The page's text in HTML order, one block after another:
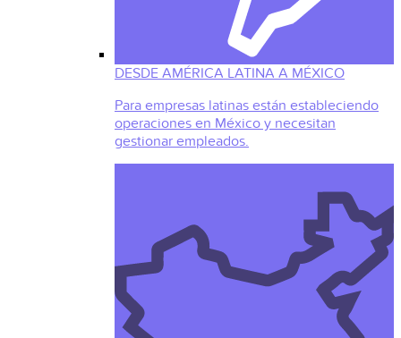
DESDE AMÉRICA LATINA A MÉXICO
Para empresas latinas están estableciendo
operaciones en México y necesitan
gestionar empleados.